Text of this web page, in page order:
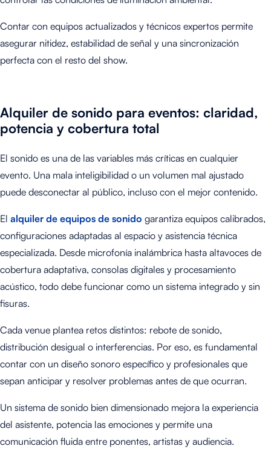
Contar con equipos actualizados y técnicos expertos permite
asegurar nitidez, estabilidad de señal y una sincronización
perfecta con el resto del show.
Alquiler de sonido para eventos: claridad,
potencia y cobertura total
El sonido es una de las variables más críticas en cualquier
evento. Una mala inteligibilidad o un volumen mal ajustado
puede desconectar al público, incluso con el mejor contenido.
El alquiler de equipos de sonido garantiza equipos calibrados,
configuraciones adaptadas al espacio y asistencia técnica
especializada. Desde microfonía inalámbrica hasta altavoces de
cobertura adaptativa, consolas digitales y procesamiento
acústico, todo debe funcionar como un sistema integrado y sin
fisuras.
Cada venue plantea retos distintos: rebote de sonido,
distribución desigual o interferencias. Por eso, es fundamental
contar con un diseño sonoro específico y profesionales que
sepan anticipar y resolver problemas antes de que ocurran.
Un sistema de sonido bien dimensionado mejora la experiencia
del asistente, potencia las emociones y permite una
comunicación fluida entre ponentes, artistas y audiencia.